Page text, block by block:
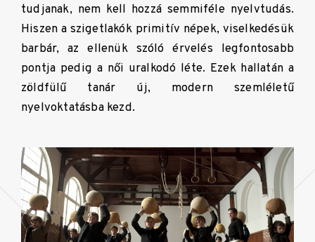
tudjanak, nem kell hozzá semmiféle nyelvtudás.
Hiszen a szigetlakók primitív népek, viselkedésük
barbár, az ellenük szóló érvelés legfontosabb
pontja pedig a női uralkodó léte. Ezek hallatán a
zöldfülű tanár új, modern szemléletű
nyelvoktatásba kezd.